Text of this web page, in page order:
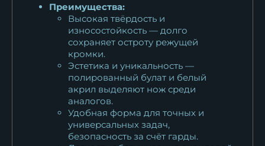
Нож Финка НКВД складная
сталь 95х18...
13 398₽
Нож Финка НКВД складная
сталь х12мф...
15 608₽
Нож Финка НКВД складная
сталь булат...
Преимущества:
Высокая твёрдость и
износостойкость — долго
сохраняет остроту режущей
кромки.
Эстетика и уникальность —
полированный булат и белый
акрил выделяют нож среди
аналогов.
Удобная форма для точных и
универсальных задач,
безопасность за счёт гарды.